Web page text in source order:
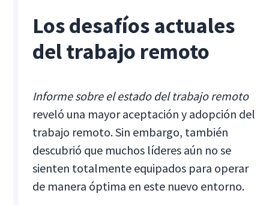
Los desafíos actuales
del trabajo remoto
Informe sobre el estado del trabajo remoto
reveló una mayor aceptación y adopción del
trabajo remoto. Sin embargo, también
descubrió que muchos líderes aún no se
sienten totalmente equipados para operar
de manera óptima en este nuevo entorno.